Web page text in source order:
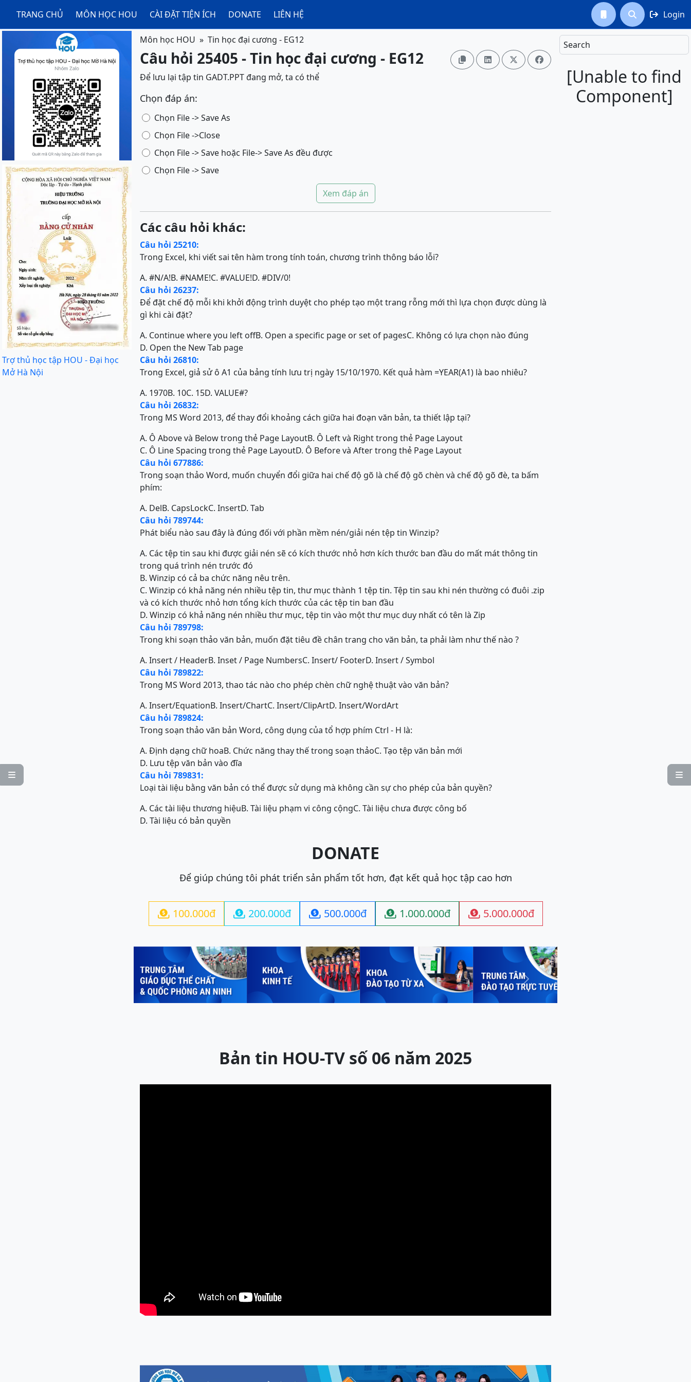
TRANG CHỦ MÔN HỌC HOU CÀI ĐẶT TIỆN ÍCH DONATE LIÊN HỆ   Login

Search
[Unable to find
Component]

Trợ thủ học tập HOU - Đại học
Mở Hà Nội
Môn học HOU Tin học đại cương - EG12
Câu hỏi 25405 - Tin học đại cương - EG12    
Để lưu lại tập tin GADT.PPT đang mở, ta có thể
Chọn đáp án:
Chọn File -> Save As
Chọn File ->Close
Chọn File -> Save hoặc File-> Save As đều được
Chọn File -> Save
Xem đáp án
Các câu hỏi khác:
Câu hỏi 25210:
Trong Excel, khi viết sai tên hàm trong tính toán, chương trình thông báo lỗi?
A. #N/A!B. #NAME!C. #VALUE!D. #DIV/0!
Câu hỏi 26237:
Để đặt chế độ mỗi khi khởi động trình duyệt cho phép tạo một trang rỗng mới thì lựa chọn được dùng là
gì khi cài đặt?
A. Continue where you left offB. Open a specific page or set of pagesC. Không có lựa chọn nào đúng
D. Open the New Tab page
Câu hỏi 26810:
Trong Excel, giả sử ô A1 của bảng tính lưu trị ngày 15/10/1970. Kết quả hàm =YEAR(A1) là bao nhiêu?
A. 1970B. 10C. 15D. VALUE#?
Câu hỏi 26832:
Trong MS Word 2013, để thay đổi khoảng cách giữa hai đoạn văn bản, ta thiết lập tại?
A. Ô Above và Below trong thẻ Page LayoutB. Ô Left và Right trong thẻ Page Layout
C. Ô Line Spacing trong thẻ Page LayoutD. Ô Before và After trong thẻ Page Layout
Câu hỏi 677886:
Trong soạn thảo Word, muốn chuyển đổi giữa hai chế độ gõ là chế độ gõ chèn và chế độ gõ đè, ta bấm
phím:
A. DelB. CapsLockC. InsertD. Tab
Câu hỏi 789744:
Phát biểu nào sau đây là đúng đối với phần mềm nén/giải nén tệp tin Winzip?
A. Các tệp tin sau khi được giải nén sẽ có kích thước nhỏ hơn kích thước ban đầu do mất mát thông tin
trong quá trình nén trước đó
B. Winzip có cả ba chức năng nêu trên.
C. Winzip có khả năng nén nhiều tệp tin, thư mục thành 1 tệp tin. Tệp tin sau khi nén thường có đuôi .zip
và có kích thước nhỏ hơn tổng kích thước của các tệp tin ban đầu
D. Winzip có khả năng nén nhiều thư mục, tệp tin vào một thư mục duy nhất có tên là Zip
Câu hỏi 789798:
Trong khi soạn thảo văn bản, muốn đặt tiêu đề chân trang cho văn bản, ta phải làm như thế nào ?
A. Insert / HeaderB. Inset / Page NumbersC. Insert/ FooterD. Insert / Symbol
Câu hỏi 789822:
Trong MS Word 2013, thao tác nào cho phép chèn chữ nghệ thuật vào văn bản?
A. Insert/EquationB. Insert/ChartC. Insert/ClipArtD. Insert/WordArt
Câu hỏi 789824:
Trong soạn thảo văn bản Word, công dụng của tổ hợp phím Ctrl - H là:
A. Định dạng chữ hoaB. Chức năng thay thế trong soạn thảoC. Tạo tệp văn bản mới
D. Lưu tệp văn bản vào đĩa
Câu hỏi 789831:
Loại tài liệu bằng văn bản có thể được sử dụng mà không cần sự cho phép của bản quyền?
A. Các tài liệu thương hiệuB. Tài liệu phạm vi công cộngC. Tài liệu chưa được công bố
D. Tài liệu có bản quyền
DONATE
Để giúp chúng tôi phát triển sản phẩm tốt hơn, đạt kết quả học tập cao hơn
 100.000đ  200.000đ  500.000đ  1.000.000đ  5.000.000đ
Previous Next
Bản tin HOU-TV số 06 năm 2025